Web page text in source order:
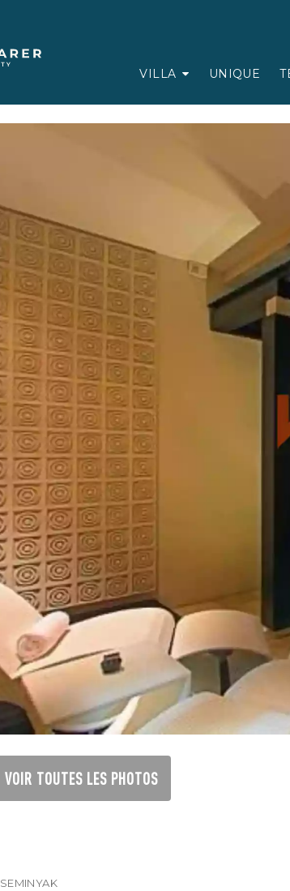
VILLA UNIQUE
VOIR TOUTES LES PHOTOS
SEMINYAK